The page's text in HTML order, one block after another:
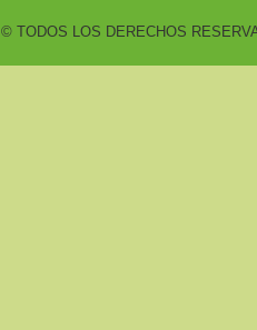
© TODOS LOS DERECHOS